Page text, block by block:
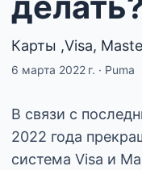
Карты ,Visa,
6 марта 2022 г. · Puma
В связи с
2022 года
система Visa и